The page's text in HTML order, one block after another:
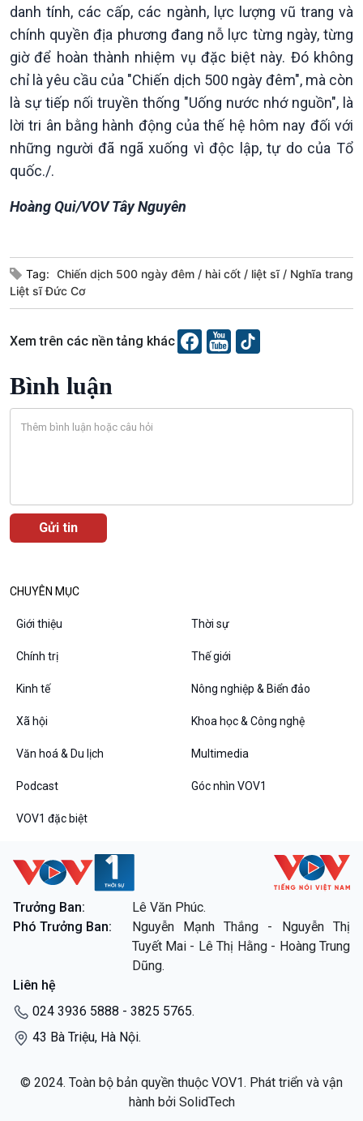
Các chương trình đặc biệt
danh tính, các cấp, các ngành, lực lượng vũ trang và
chính quyền địa phương đang nỗ lực từng ngày, từng
giờ để hoàn thành nhiệm vụ đặc biệt này. Đó không
chỉ là yêu cầu của "Chiến dịch 500 ngày đêm", mà còn
là sự tiếp nối truyền thống "Uống nước nhớ nguồn", là
lời tri ân bằng hành động của thế hệ hôm nay đối với
những người đã ngã xuống vì độc lập, tự do của Tổ
quốc./.
Hoàng Qui/VOV Tây Nguyên
Tag: Chiến dịch 500 ngày đêm hài cốt liệt sĩ
Nghĩa trang
Liệt sĩ Đức Cơ
Xem trên các nền tảng khác
Bình luận
CHUYÊN MỤC
Giới thiệu Thời sự
Chính trị Thế giới
Kinh tế Nông nghiệp & Biển đảo
Xã hội Khoa học & Công nghệ
Văn hoá & Du lịch Multimedia
Podcast Góc nhìn VOV1
VOV1 đặc biệt
Trưởng Ban:
Lê Văn Phúc.
Phó Trưởng Ban:
Nguyễn Mạnh Thắng - Nguyễn Thị
Tuyết Mai - Lê Thị Hằng - Hoàng Trung
Dũng.
Liên hệ
024 3936 5888 - 3825 5765.
43 Bà Triệu, Hà Nội.
© 2024. Toàn bộ bản quyền thuộc VOV1. Phát triển và vận
hành bởi SolidTech